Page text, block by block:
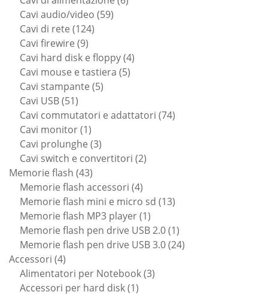
Cavi audio/video 5959
Cavi di rete 124124
Cavi firewire 99
prodotti
Cavi hard disk e floppy 44
Cavi mouse e tastiera 55
Cavi stampante 55
Cavi USB 5151
prodotti
Cavi commutatori e adattatori 7474
Cavi monitor 11
prodotto
Cavi prolunghe 33
prodotti
Cavi switch e convertitori 22
Memorie flash 4343
prodotti
Memorie flash accessori 44
prodotti
Memorie flash mini e micro sd 1313
Memorie flash MP3 player 11
prodotto
Memorie flash pen drive USB 2.0 11
prodotto
Memorie flash pen drive USB 3.0 2424
Accessori 44
prodotti
Alimentatori per Notebook 33
Accessori per hard disk 11